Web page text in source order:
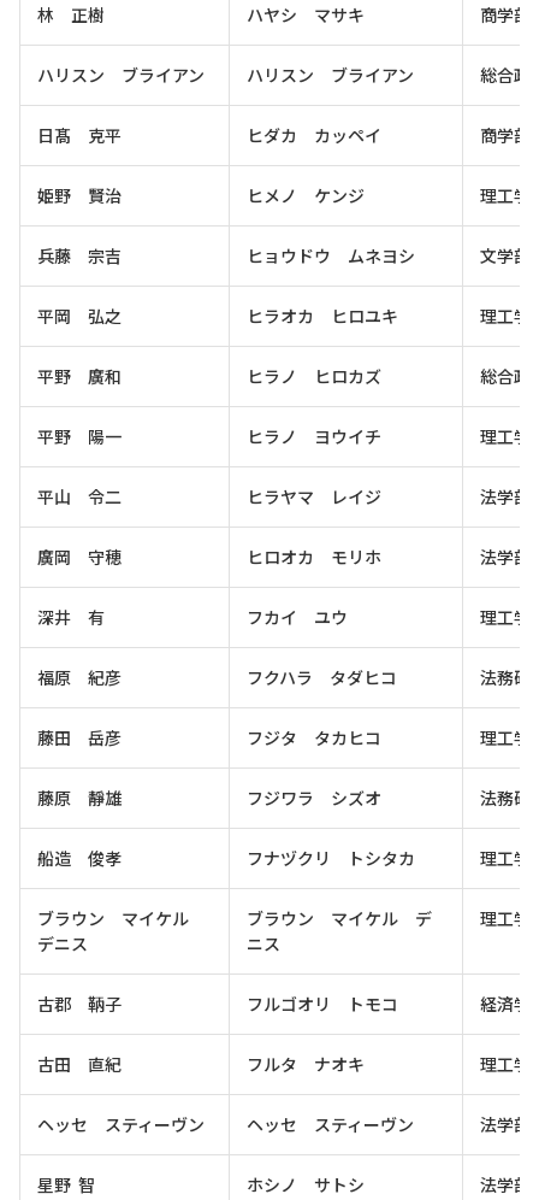
林 正樹 ハヤシ マサキ 商学部
ハリスン ブライアン ハリスン ブライアン 総合政
日髙 克平 ヒダカ カッペイ 商学部
姫野 賢治 ヒメノ ケンジ 理工学
兵藤 宗吉 ヒョウドウ ムネヨシ 文学部
平岡 弘之 ヒラオカ ヒロユキ 理工学
平野 廣和 ヒラノ ヒロカズ 総合政
平野 陽一 ヒラノ ヨウイチ 理工学
平山 令二 ヒラヤマ レイジ 法学部
廣岡 守穂 ヒロオカ モリホ 法学部
深井 有 フカイ ユウ 理工学
福原 紀彦 フクハラ タダヒコ 法務研
藤田 岳彦 フジタ タカヒコ 理工学
藤原 靜雄 フジワラ シズオ 法務研
船造 俊孝 フナヅクリ トシタカ 理工学
ブラウン マイケル
デニス
ブラウン マイケル デ
ニス
理工学
古郡 鞆子 フルゴオリ トモコ 経済学
古田 直紀 フルタ ナオキ 理工学
ヘッセ スティーヴン ヘッセ スティーヴン 法学部
星野 智 ホシノ サトシ 法学部